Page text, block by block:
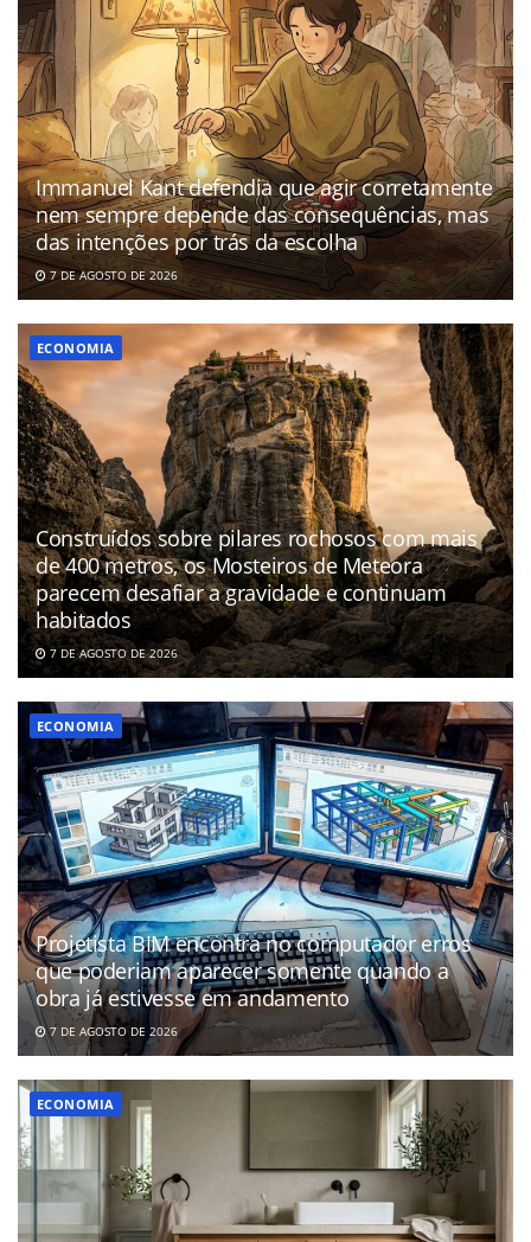
Immanuel Kant defendia que agir corretamente
nem sempre depende das consequências, mas
das intenções por trás da escolha
7 DE AGOSTO DE 2026
ECONOMIA
Construídos sobre pilares rochosos com mais
de 400 metros, os Mosteiros de Meteora
parecem desafiar a gravidade e continuam
habitados
7 DE AGOSTO DE 2026
ECONOMIA
Projetista BIM encontra no computador erros
que poderiam aparecer somente quando a
obra já estivesse em andamento
7 DE AGOSTO DE 2026
ECONOMIA